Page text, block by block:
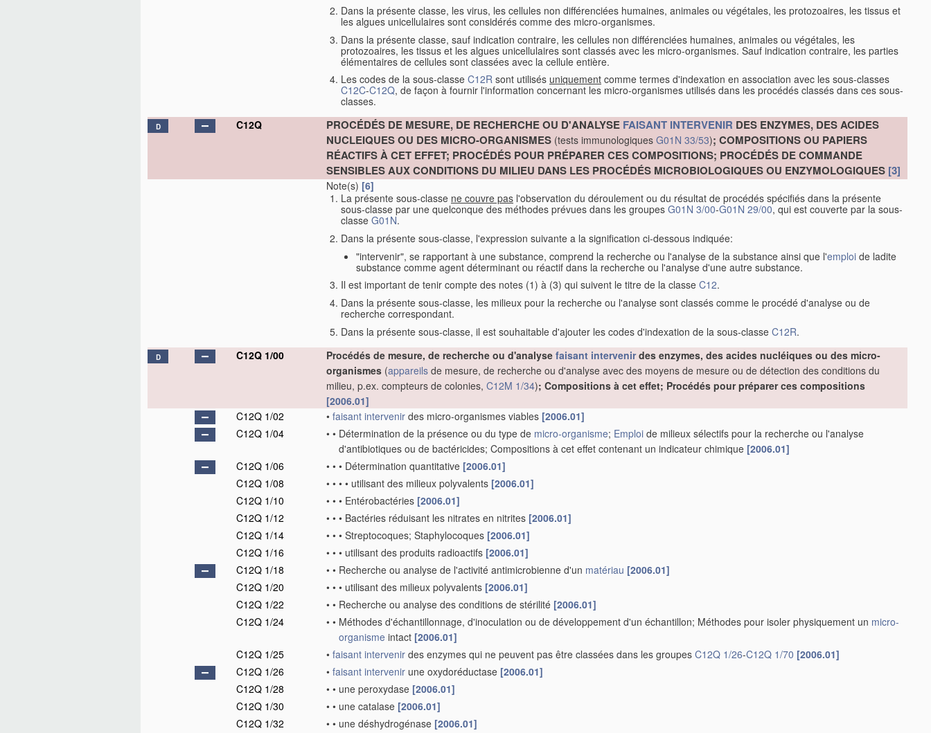
Dans la présente classe, les virus, les cellules non différenciées humaines, animales ou végétales, les protozoaires, les tissus et
les algues unicellulaires sont considérés comme des micro-organismes.
Dans la présente classe, sauf indication contraire, les cellules non différenciées humaines, animales ou végétales, les
protozoaires, les tissus et les algues unicellulaires sont classés avec les micro-organismes. Sauf indication contraire, les parties
élémentaires de cellules sont classées avec la cellule entière.
Les codes de la sous-classe C12R sont utilisés uniquement comme termes d'indexation en association avec les sous-classes
C12C-C12Q, de façon à fournir l'information concernant les micro-organismes utilisés dans les procédés classés dans ces sous-
classes.
D C12Q PROCÉDÉS DE MESURE, DE RECHERCHE OU D'ANALYSE FAISANT INTERVENIR DES ENZYMES, DES ACIDES
NUCLEIQUES OU DES MICRO-ORGANISMES (tests immunologiques G01N 33/53); COMPOSITIONS OU PAPIERS
RÉACTIFS À CET EFFET; PROCÉDÉS POUR PRÉPARER CES COMPOSITIONS; PROCÉDÉS DE COMMANDE
SENSIBLES AUX CONDITIONS DU MILIEU DANS LES PROCÉDÉS MICROBIOLOGIQUES OU ENZYMOLOGIQUES [3]
Note(s) [6]
La présente sous-classe ne couvre pas l'observation du déroulement ou du résultat de procédés spécifiés dans la présente
sous-classe par une quelconque des méthodes prévues dans les groupes G01N 3/00-G01N 29/00, qui est couverte par la sous-
classe G01N.
Dans la présente sous-classe, l'expression suivante a la signification ci-dessous indiquée:
"intervenir", se rapportant à une substance, comprend la recherche ou l'analyse de la substance ainsi que l'emploi de ladite
substance comme agent déterminant ou réactif dans la recherche ou l'analyse d'une autre substance.
Il est important de tenir compte des notes (1) à (3) qui suivent le titre de la classe C12.
Dans la présente sous-classe, les milieux pour la recherche ou l'analyse sont classés comme le procédé d'analyse ou de
recherche correspondant.
Dans la présente sous-classe, il est souhaitable d'ajouter les codes d'indexation de la sous-classe C12R.
D C12Q 1/00 Procédés de mesure, de recherche ou d'analyse faisant intervenirdes enzymes, des acides nucléiques ou des micro-
organismes (appareils de mesure, de recherche ou d'analyse avec des moyens de mesure ou de détection des conditions du
milieu, p.ex. compteurs de colonies, C12M 1/34); Compositions à cet effet; Procédés pour préparer ces compositions
[2006.01]
C12Q 1/02
• faisant intervenir des micro-organismes viables [2006.01]
C12Q 1/04
• • Détermination de la présence ou du type de micro-organisme; Emploi de milieux sélectifs pour la recherche ou l'analyse
d'antibiotiques ou de bactéricides; Compositions à cet effet contenant un indicateur chimique [2006.01]
C12Q 1/06
• • • Détermination quantitative [2006.01]
C12Q 1/08
• • • • utilisant des milieux polyvalents [2006.01]
C12Q 1/10
• • • Entérobactéries [2006.01]
C12Q 1/12
• • • Bactéries réduisant les nitrates en nitrites [2006.01]
C12Q 1/14
• • • Streptocoques; Staphylocoques [2006.01]
C12Q 1/16
• • • utilisant des produits radioactifs [2006.01]
C12Q 1/18
• • Recherche ou analyse de l'activité antimicrobienne d'un matériau [2006.01]
C12Q 1/20
• • • utilisant des milieux polyvalents [2006.01]
C12Q 1/22
• • Recherche ou analyse des conditions de stérilité [2006.01]
C12Q 1/24
• • Méthodes d'échantillonnage, d'inoculation ou de développement d'un échantillon; Méthodes pour isoler physiquement un micro-
organisme intact [2006.01]
C12Q 1/25
• faisant intervenir des enzymes qui ne peuvent pas être classées dans les groupes C12Q 1/26-C12Q 1/70 [2006.01]
C12Q 1/26
• faisant intervenir une oxydoréductase [2006.01]
C12Q 1/28
• • une peroxydase [2006.01]
C12Q 1/30
• • une catalase [2006.01]
C12Q 1/32
• • une déshydrogénase [2006.01]